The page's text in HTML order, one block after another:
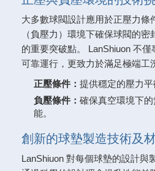
大多數球閥設計應用於正壓力條
（負壓力）環境下確保球閥的
的重要突破點。 LanShiuon 不
可靠運行，更致力於滿足極端工
正壓條件： 提供穩定的壓力平
負壓條件： 確保真空環境下
能。
創新的球墊製造技術及
LanShiuon 對每個球墊的設計與